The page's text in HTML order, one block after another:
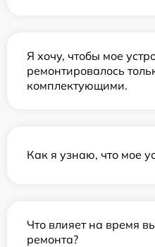
Я хочу, чтобы мое
ремонтировалось
комплектующими.
Как я узнаю, что мое
Что влияет на время
ремонта?